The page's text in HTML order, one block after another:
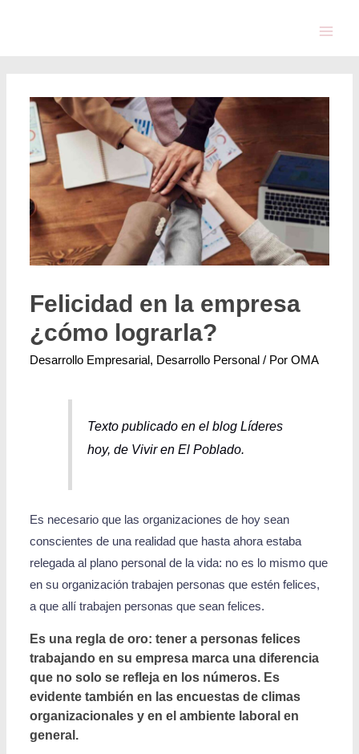
Felicidad en la empresa
¿cómo lograrla?
Desarrollo Empresarial, Desarrollo Personal / PorOMA
Texto publicado en el blog Líderes
hoy, de Vivir en El Poblado.
Es necesario que las organizaciones de hoy sean
conscientes de una realidad que hasta ahora estaba
relegada al plano personal de la vida: no es lo mismo que
en su organización trabajen personas que estén felices,
a que allí trabajen personas que sean felices.
Es una regla de oro: tener a personas felices
trabajando en su empresa marca una diferencia
que no solo se refleja en los números. Es
evidente también en las encuestas de climas
organizacionales y en el ambiente laboral en
general.